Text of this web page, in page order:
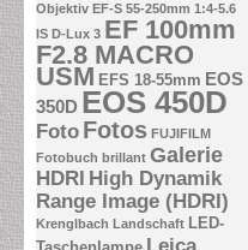
Objektiv EF-S 55-250mm 1:4-5.6
IS D-Lux 3 EF 100mm
F2.8 MACRO
USM EFS 18-55mm EOS
350D EOS 450D
Foto Fotos FUJIFILM
Fotobuch brillant Galerie
HDRI High Dynamik
Range Image (HDRI)
Krenglbach Landschaft LED-
Leica